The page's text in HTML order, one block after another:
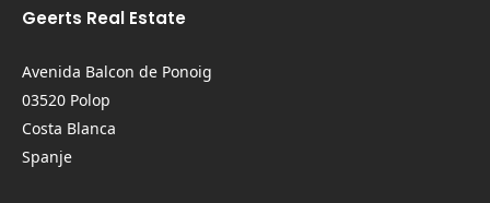
Geerts Real Estate
Avenida Balcon de Ponoig
03520 Polop
Costa Blanca
Spanje